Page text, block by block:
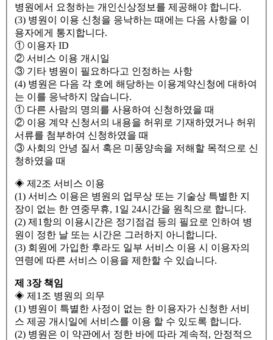
병원에서 요청하는 개인신상정보를 제공해야 합니다.
(3) 병원이 이용 신청을 응낙하는 때에는 다음 사항을 이
용자에게 통지합니다.
① 이용자 ID
② 서비스 이용 개시일
③ 기타 병원이 필요하다고 인정하는 사항
(4) 병원은 다음 각 호에 해당하는 이용계약신청에 대하여
는 이를 응낙하지 않습니다.
① 다른 사람의 명의를 사용하여 신청하였을 때
② 이용 계약 신청서의 내용을 허위로 기재하였거나 허위
서류를 첨부하여 신청하였을 때
③ 사회의 안녕 질서 혹은 미풍양속을 저해할 목적으로 신
청하였을 때
◈ 제2조 서비스 이용
(1) 서비스 이용은 병원의 업무상 또는 기술상 특별한 지
장이 없는 한 연중무휴, 1일 24시간을 원칙으로 합니다.
(2) 제1항의 이용시간은 정기점검 등의 필요로 인하여 병
원이 정한 날 또는 시간은 그러하지 아니합니다.
(3) 회원에 가입한 후라도 일부 서비스 이용 시 이용자의
연령에 따른 서비스 이용을 제한할 수 있습니다.
제 3장 책임
◈ 제1조 병원의 의무
(1) 병원이 특별한 사정이 없는 한 이용자가 신청한 서비
스 제공 개시일에 서비스를 이용 할 수 있도록 합니다.
(2) 병원은 이 약관에서 정한 바에 따라 계속적, 안정적으